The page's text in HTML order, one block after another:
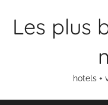
Les plus
hotels +